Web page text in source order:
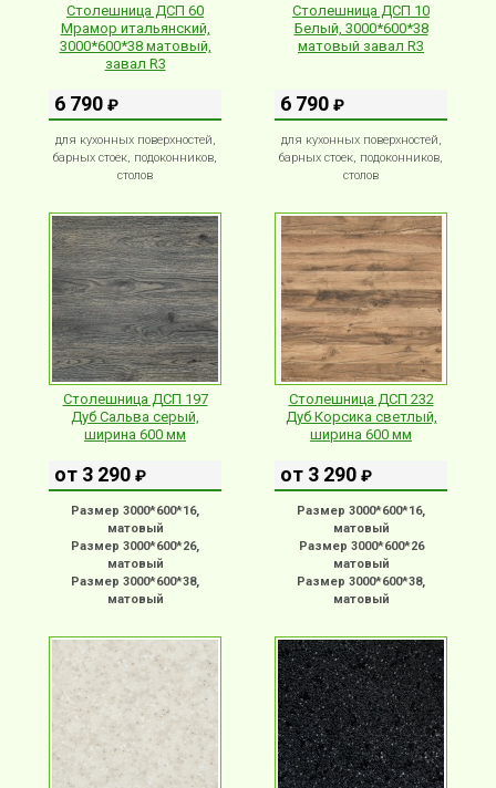
Столешница ДСП 60
Мрамор итальянский,
3000*600*38 матовый,
завал R3
6 790 ₽
для кухонных поверхностей,
барных стоек, подоконников,
столов
Столешница ДСП 10
Белый, 3000*600*38
матовый завал R3
6 790 ₽
для кухонных поверхностей,
барных стоек, подоконников,
столов
Столешница ДСП 197
Дуб Сальва серый,
ширина 600 мм
от 3 290 ₽
Размер 3000*600*16,
матовый
Размер 3000*600*26,
матовый
Размер 3000*600*38,
матовый
Столешница ДСП 232
Дуб Корсика светлый,
ширина 600 мм
от 3 290 ₽
Размер 3000*600*16,
матовый
Размер 3000*600*26
матовый
Размер 3000*600*38,
матовый